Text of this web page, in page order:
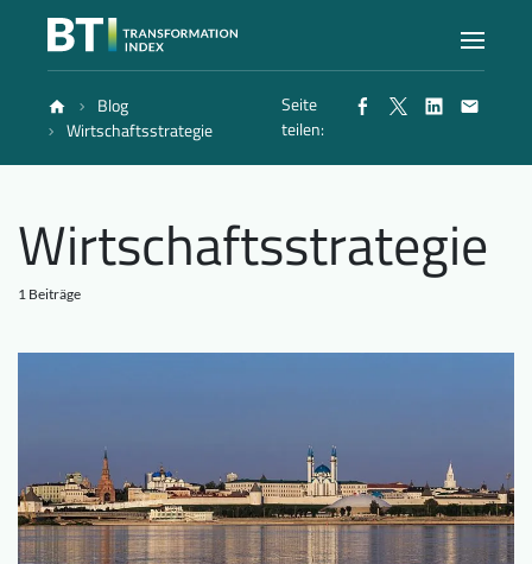
Index
Methode
Downloads Wer wir sind
Blog
Wirtschaftsstrategie
Seite
teilen:
Wirtschaftsstrategie
1 Beiträge